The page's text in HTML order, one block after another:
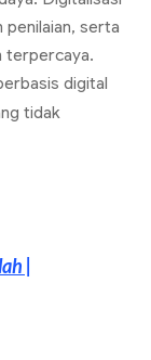
penilaian, serta
terpercaya.
digital
tidak
|